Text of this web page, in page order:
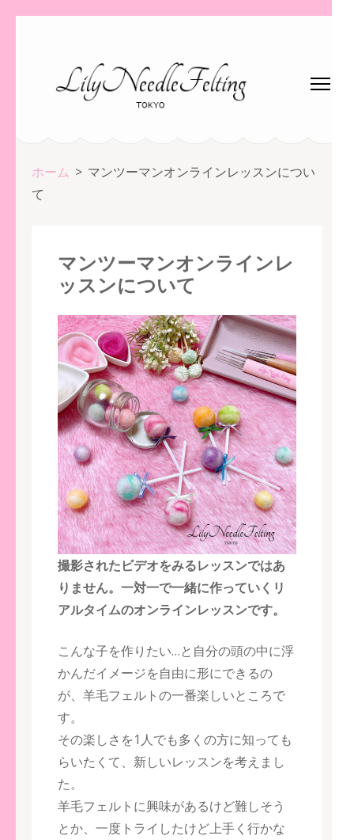
ホーム > マンツーマンオンラインレッスンについ
て
マンツーマンオンラインレ
ッスンについて
撮影されたビデオをみるレッスンではあ
りません。一対一で一緒に作っていくリ
アルタイムのオンラインレッスンです。
こんな子を作りたい…と自分の頭の中に浮
かんだイメージを自由に形にできるの
が、羊毛フェルトの一番楽しいところで
す。
その楽しさを1人でも多くの方に知っても
らいたくて、新しいレッスンを考えまし
た。
羊毛フェルトに興味があるけど難しそう
とか、一度トライしたけど上手く行かな